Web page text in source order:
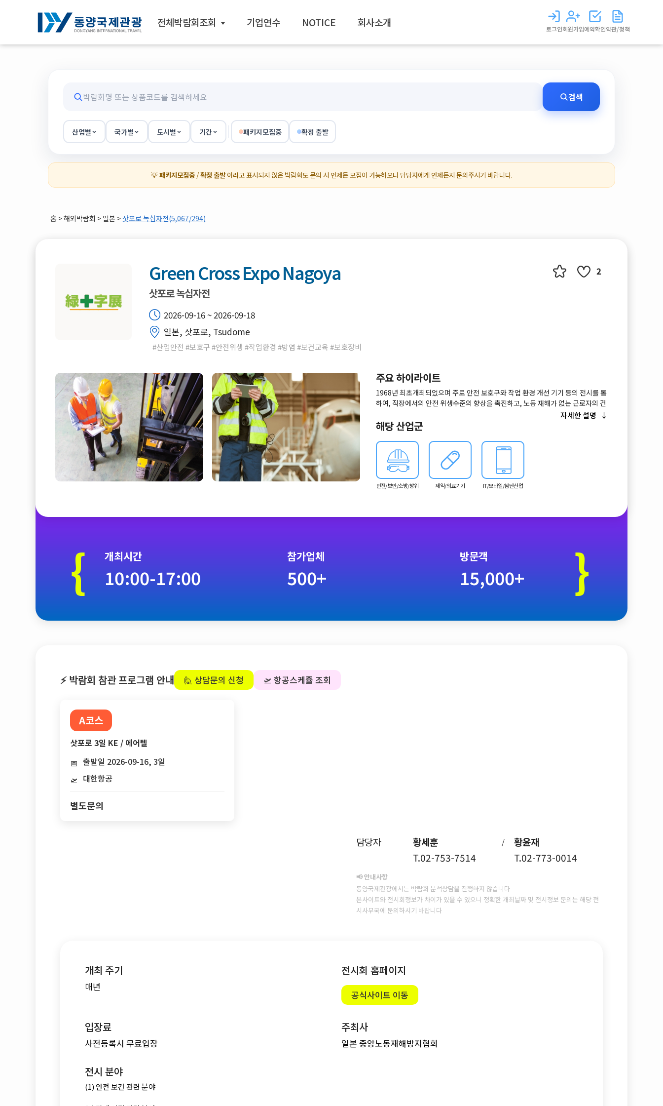
전체박람회조회 기업연수 NOTICE 회사소개
로그인회원가입예약확인약관/정책
검색
산업별 국가별 도시별 기간 패키지모집중 확정 출발
💡패키지모집중/확정 출발이라고 표시되지 않은 박람회도 문의 시 언제든 모집이 가능하오니 담당자에게 언제든지 문의주시기 바랍니다.
홈 >해외박람회 > 일본 > 삿포로 녹십자전(5,067/294)
Green Cross Expo Nagoya
삿포로 녹십자전
2026-09-16 ~ 2026-09-18
일본, 삿포로, Tsudome
#산업안전 #보호구 #안전위생 #작업환경 #방염 #보건교육 #보호장비
2
주요 하이라이트
1968년 최초개최되었으며 주로 안전 보호구와 작업 환경 개선 기기 등의 전시를 통
하여, 직장에서의 안전 위생수준의 향상을 촉진하고, 노동 재해가 없는 근로자의 건
강하고 쾌적한 환경의 형성에 기여하기 위해 개최되는 작업장 안전 보건전문 박람
회
자세한 설명
해당 산업군
안전/보안/소방/방위 제약/의료기기 IT/모바일/첨단산업
{ 개최시간 참가업체 방문객
10:00-17:00 500+ 15,000+ }
⚡ 박람회 참관 프로그램 안내 🙋 상담문의 신청 🛫 항공스케쥴 조회
A코스
삿포로 3일 KE / 에어텔
📅 출발일 2026-09-16, 3일
🛫 대한항공
별도문의
담당자 황세훈 /
황윤재
T.02-753-7514
T.02-773-0014
📢 안내사항
동양국제관광에서는 박람회 분석상담을 진행하지 않습니다
본사이트와 전시회정보가 차이가 있을 수 있으니 정확한 개최날짜 및 전시정보 문의는 해당 전
시사무국에 문의하시기 바랍니다
개최 주기
매년
전시회 홈페이지
공식사이트 이동
입장료
사전등록시 무료입장
주최사
일본 중앙노동재해방지협회
전시 분야
(1) 안전 보건 관련 분야